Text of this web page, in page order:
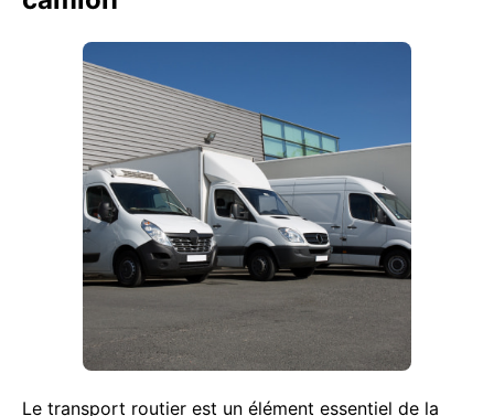
Le transport routier est un élément essentiel de la